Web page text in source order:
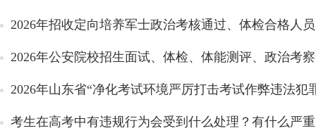
2026年招收定向培养军士政治考核通过、体检合格人
2026年公安院校招生面试、体检、体能测评、政治考
2026年山东省“净化考试环境严厉打击考试作弊违法犯
考生在高考中有违规行为会受到什么处理？有什么严